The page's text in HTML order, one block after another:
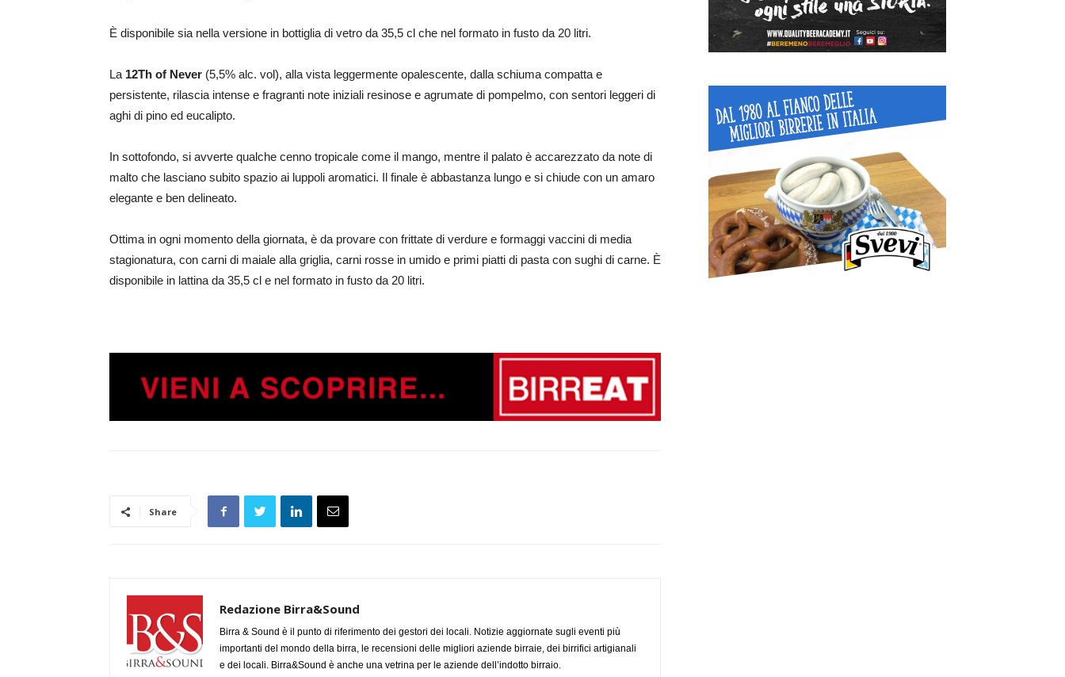
È disponibile sia nella versione in bottiglia di vetro da 35,5 cl che nel formato in fusto da 20 litri.
La 12Th of Never (5,5% alc. vol), alla vista leggermente opalescente, dalla schiuma compatta e
persistente, rilascia intense e fragranti note iniziali resinose e agrumate di pompelmo, con sentori leggeri di
aghi di pino ed eucalipto.
In sottofondo, si avverte qualche cenno tropicale come il mango, mentre il palato è accarezzato da note di
malto che lasciano subito spazio ai luppoli aromatici. Il finale è abbastanza lungo e si chiude con un amaro
elegante e ben delineato.
Ottima in ogni momento della giornata, è da provare con frittate di verdure e formaggi vaccini di media
stagionatura, con carni di maiale alla griglia, carni rosse in umido e primi piatti di pasta con sughi di carne. È
disponibile in lattina da 35,5 cl e nel formato in fusto da 20 litri.
Share
Redazione Birra&Sound
Birra & Sound è il punto di riferimento dei gestori dei locali. Notizie aggiornate sugli eventi più
importanti del mondo della birra, le recensioni delle migliori aziende birraie, dei birrifici artigianali
e dei locali. Birra&Sound è anche una vetrina per le aziende dell’indotto birraio.